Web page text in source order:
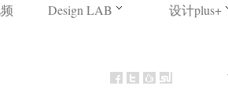
Design LAB 设计plus+